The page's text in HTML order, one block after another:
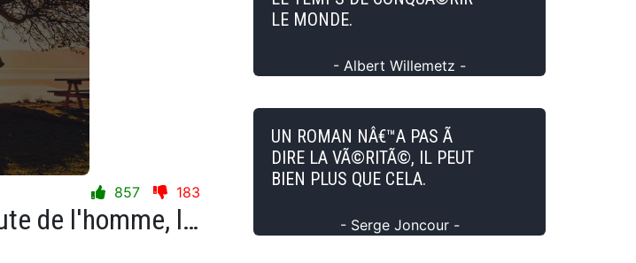
857 183
La mort est la plus sÃ»re compagne de toute de l'homme, la seule sur qui tu peux compter en derniÃ¨re instance pour t'arracher aux dangers de la vie.
LE MONDE.
- Albert Willemetz -
UN ROMAN NÂ€™A PAS Ã
DIRE LA VÃ©RITÃ©, IL PEUT
BIEN PLUS QUE CELA.
- Serge Joncour -